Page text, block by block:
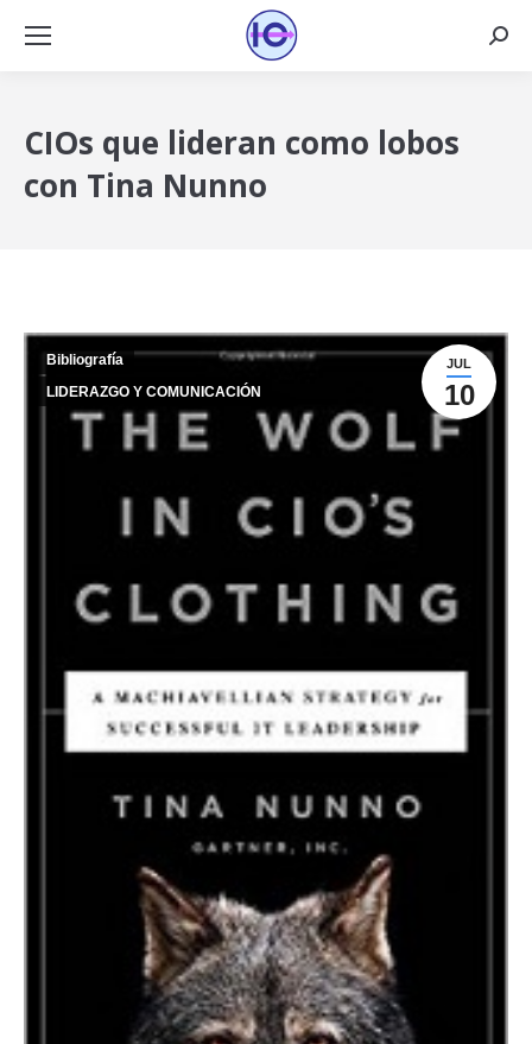
CIOs que lideran como lobos
con Tina Nunno
JUL
10
Bibliografía
LIDERAZGO Y COMUNICACIÓN